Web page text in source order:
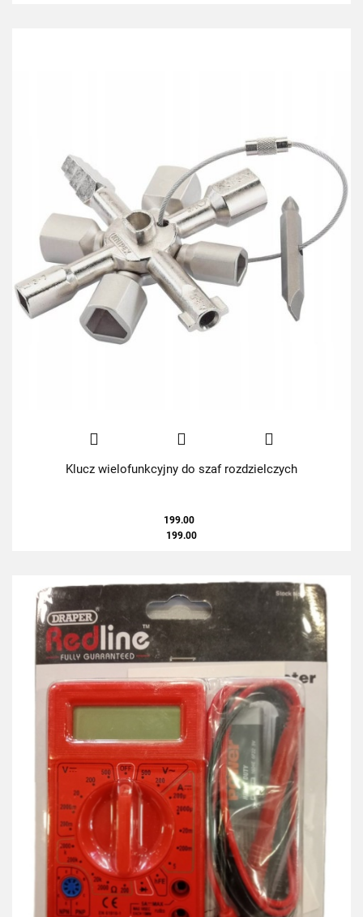
Klucz wielofunkcyjny do szaf rozdzielczych
199.00
199.00